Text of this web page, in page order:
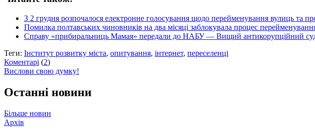
З 2 грудня розпочалося електронне голосування щодо перейменування вулиць та
Помилка полтавських чиновників на два місяці заблокувала процес
Справу «прибиральниць Мамая» передали до НАБУ — Вищий антикорупційний суд
Теги: Інститут розвитку міста, опитування, інтернет, переселенці
Коментарі (2)
Вислови свою думку!
Останні новини
Більше новин
Архів